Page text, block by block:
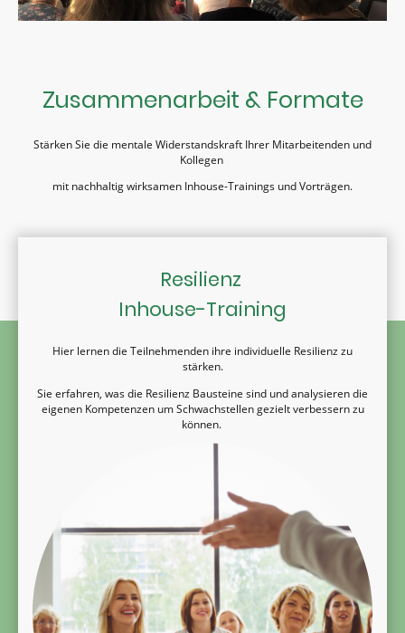
Zusammenarbeit & Formate
Stärken Sie die mentale Widerstandskraft Ihrer Mitarbeitenden und
Kollegen
mit nachhaltig wirksamen Inhouse-Trainings und Vorträgen.
Resilienz
Inhouse-Training
Hier lernen die Teilnehmenden ihre individuelle Resilienz zu
stärken.
Sie erfahren, was die Resilienz Bausteine sind und analysieren die
eigenen Kompetenzen um Schwachstellen gezielt verbessern zu
können.